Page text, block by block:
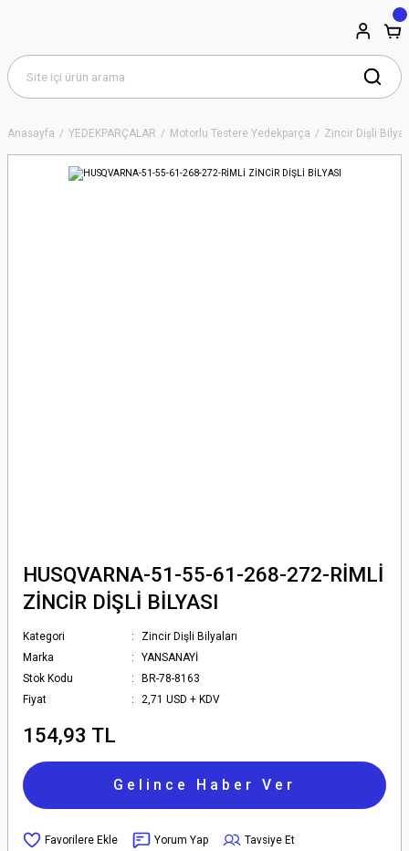
Anasayfa YEDEKPARÇALAR Motorlu Testere Yedekparça Zincir Dişli
HUSQVARNA-51-55-61-268-272-RİMLİ
ZİNCİR DİŞLİ BİLYASI
Kategori
Zincir Dişli Bilyaları
Marka
YANSANAYİ
Stok Kodu
BR-78-8163
Fiyat
2,71 USD + KDV
154,93 TL
Gelince Haber Ver
Yorum Yap
Tavsiye Et